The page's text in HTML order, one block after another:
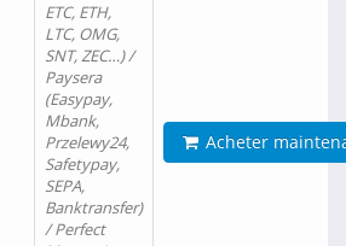
ETC, ETH,
LTC, OMG,
SNT, ZEC…) /
Paysera
(Easypay,
Mbank,
Przelewy24,
Safetypay,
SEPA,
Banktransfer)
/ Perfect
Acheter